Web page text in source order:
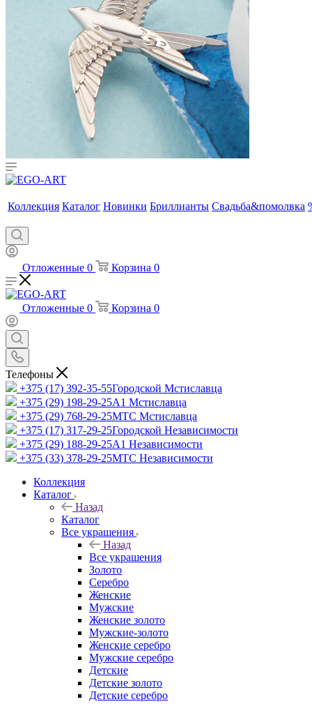
Коллекция Каталог Новинки Бриллианты Свадьба&помолвка
Отложенные 0 Корзина 0
Отложенные 0 Корзина 0
Телефоны
+375 (17) 392-35-55Городской Мстиславца
+375 (29) 198-29-25A1 Мстиславца
+375 (29) 768-29-25МТС Мстиславца
+375 (17) 317-29-25Городской Независимости
+375 (29) 188-29-25A1 Независимости
+375 (33) 378-29-25МТС Независимости
Коллекция
Каталог
Назад
Каталог
Все украшения
Назад
Все украшения
Золото
Серебро
Женские
Мужские
Женские золото
Мужские-золото
Женские серебро
Мужские серебро
Детские
Детские золото
Детские серебро